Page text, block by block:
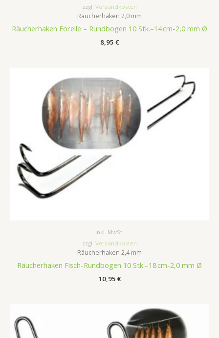
zzgl. Versandkosten
Räucherhaken 2,0 mm
Räucherhaken Forelle – Rundbogen 10 Stk.–14 cm-2,0 mm Ø
8,95 €
inkl. MwSt.
zzgl. Versandkosten
Räucherhaken 2,4 mm
Räucherhaken Fisch-Rundbogen 10 Stk.–18 cm-2,0 mm Ø
10,95 €